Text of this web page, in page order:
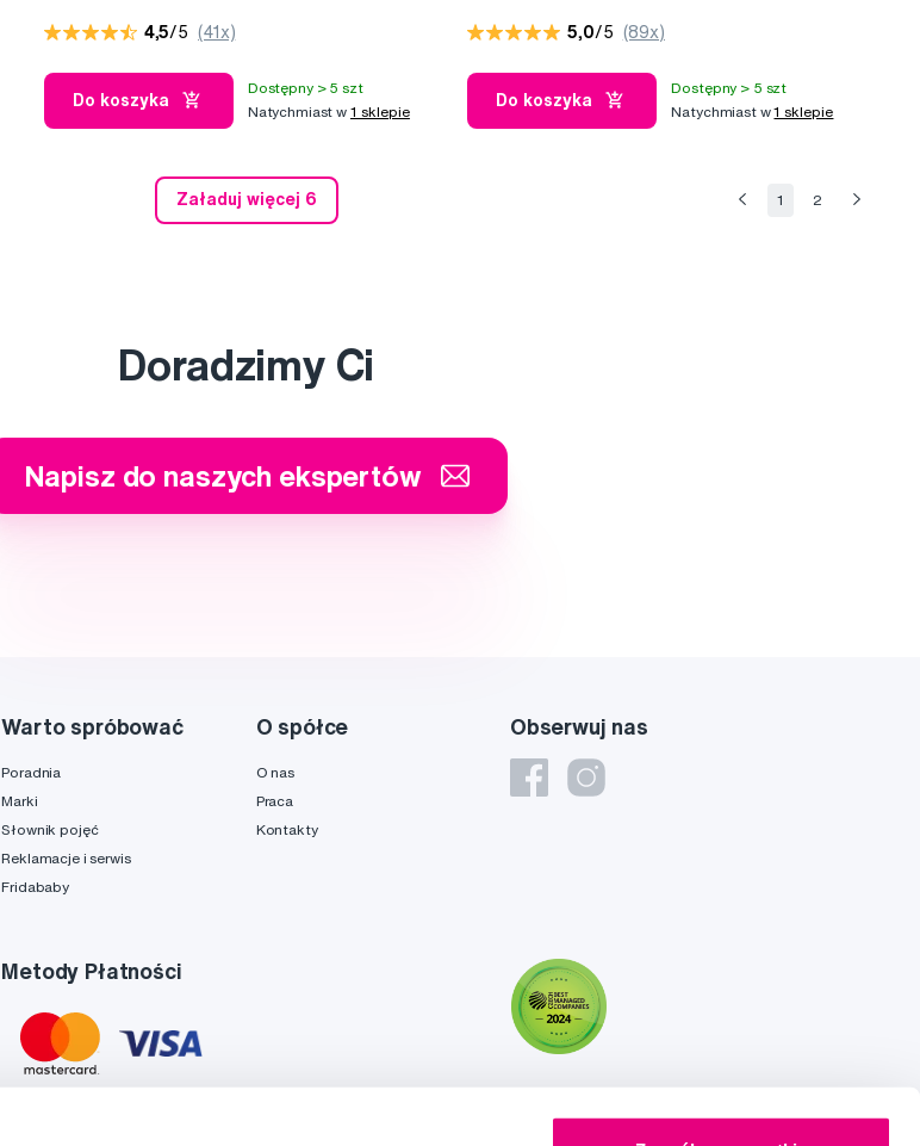
4,5/5 (41x)
Do koszyka
Dostępny > 5 szt
Natychmiast w 1 sklepie
5,0/5 (89x)
Do koszyka
Dostępny > 5 szt
Natychmiast w1 sklepie
Załaduj więcej 6 1 2
Doradzimy Ci
Napisz do naszych ekspertów
Obserwuj nas
Warto spróbować
Poradnia
Marki
Słownik pojęć
Reklamacje i serwis
Fridababy
O spółce
O nas
Praca
Kontakty
Metody Płatności